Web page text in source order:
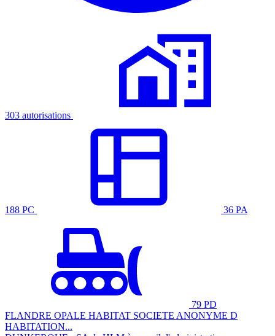
303 autorisations
188 PC 36 PA
79 PD
FLANDRE OPALE HABITAT SOCIETE ANONYME D
HABITATION...